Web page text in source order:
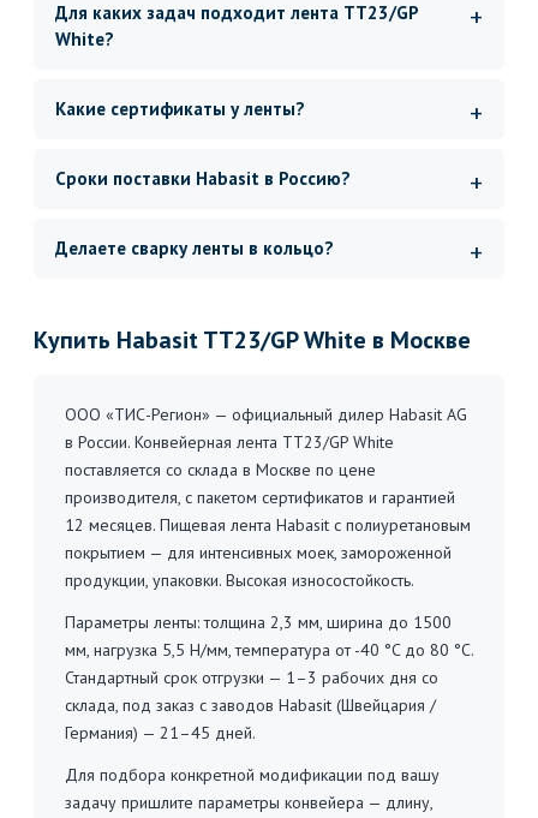
Для каких задач подходит лента TT23/GP
White?
Какие сертификаты у ленты?
Сроки поставки Habasit в Россию?
Делаете сварку ленты в кольцо?
Купить Habasit TT23/GP White в Москве
ООО «ТИС-Регион» — официальный дилер Habasit AG
в России. Конвейерная лента TT23/GP White
поставляется со склада в Москве по цене
производителя, с пакетом сертификатов и гарантией
12 месяцев. Пищевая лента Habasit с полиуретановым
покрытием — для интенсивных моек, замороженной
продукции, упаковки. Высокая износостойкость.
Параметры ленты: толщина 2,3 мм, ширина до 1500
мм, нагрузка 5,5 Н/мм, температура от -40 °C до 80 °C.
Стандартный срок отгрузки — 1–3 рабочих дня со
склада, под заказ с заводов Habasit (Швейцария /
Германия) — 21–45 дней.
Для подбора конкретной модификации под вашу
задачу пришлите параметры конвейера — длину,